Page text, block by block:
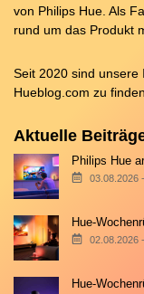
von Philips Hue. Als
rund um das Produkt
Seit 2020 sind unsere
Hueblog.com zu finden.
Aktuelle
Philips Hue
03.08.2026
Hue-
02.08.2026
Hue-